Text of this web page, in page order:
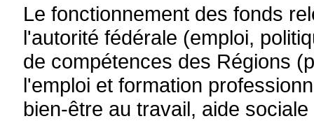
Le fonctionnement des fonds
l'autorité fédérale (emploi,
de compétences des Régions
l'emploi et formation
bien-être au travail, aide